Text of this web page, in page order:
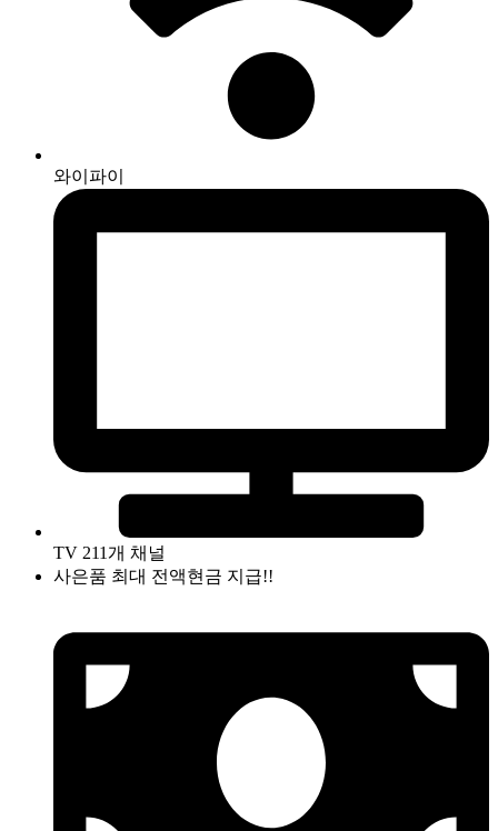
와이파이
TV 211개 채널
사은품 최대 전액현금 지급!!